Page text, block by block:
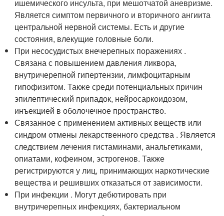
ишемического инсульта, при мешотчатой аневризме.
Является симптом первичного и вторичного ангиита
центральной нервной системы. Есть и другие
состояния, влекущие головные боли.
При несосудистых внечерепных поражениях .
Связана с повышением давления ликвора,
внутричерепной гипертензии, лимфоцитарным
гипофизитом. Также среди потенциальных причин
эпилептический припадок, нейросаркоидозом,
инъекцией в оболочечное пространство.
Связанное с применением активных веществ или
синдром отмены лекарственного средства . Является
следствием лечения гистаминами, анальгетиками,
опиатами, кофеином, эстрогенов. Также
регистрируются у лиц, принимающих наркотические
вещества и решивших отказаться от зависимости.
При инфекции . Могут дебютировать при
внутричерепных инфекциях, бактериальном